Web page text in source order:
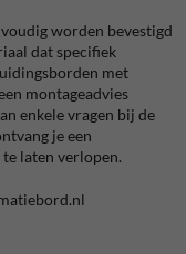
worden bevestigd
dat specifiek
met
montageadvies
enkele vragen bij de
je een
laten verlopen.